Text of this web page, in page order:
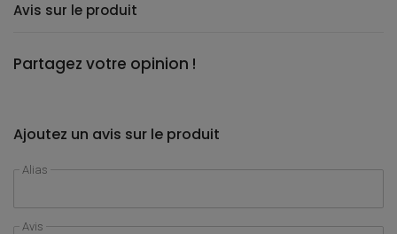
Avis sur le produit
Partagez votre opinion !
Ajoutez un avis sur le produit
Alias
Avis